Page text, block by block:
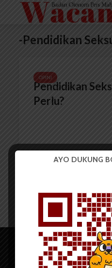
-Pendidikan
OPINI
Pendidikan
Perlu?
AYO DUKUNG